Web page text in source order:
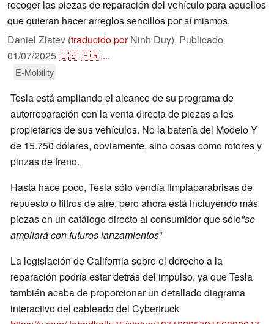
recoger las piezas de reparación del vehículo para aquellos
que quieran hacer arreglos sencillos por sí mismos.
Daniel Zlatev (traducido porNinh Duy), Publicado
01/07/2025🇺🇸🇫🇷 ...
E-Mobility
Tesla está ampliando el alcance de su programa de
autorreparación con la venta directa de piezas a los
propietarios de sus vehículos. No la batería del Modelo Y
de 15.750 dólares, obviamente, sino cosas como rotores y
pinzas de freno.
Hasta hace poco, Tesla sólo vendía limpiaparabrisas de
repuesto o filtros de aire, pero ahora está incluyendo más
piezas en un catálogo directo al consumidor que sólo"se
ampliará con futuros lanzamientos"
La legislación de California sobre el derecho a la
reparación podría estar detrás del impulso, ya que Tesla
también acaba de proporcionar un detallado diagrama
interactivo del cableado del Cybertruck